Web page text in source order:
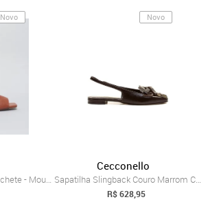
Novo
Sandalia Diana Salto Fachete - Mousse 39 - mousse
Novo
Cecconello
Sapatilha Slingback Couro Marrom Ceccone...
R$ 628,95